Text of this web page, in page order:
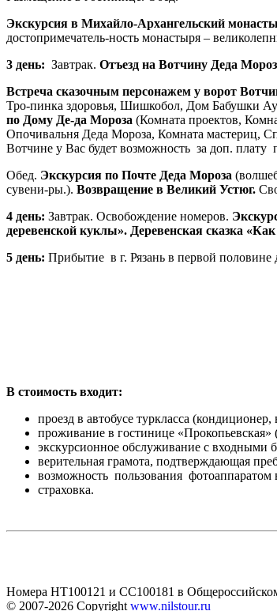
Экскурсия в Михайло-Архангельский
достопримечатель-ность монастыря –
3 день: Завтрак. Отъезд на Вотчину Деда
Встреча сказочным персонажем у ворот
Тро-пинка здоровья, Шишкобол, Дом Бабушки
по Дому Де-да Мороза (Комната проектов,
Опочивальня Деда Мороза, Комната мастериц,
Вотчине у Вас будет возможность за доп. плату
Обед. Экскурсия по Почте Деда Мороза
сувени-ры.). Возвращение в Великий Устюг.
4 день: Завтрак. Освобождение номеров.
деревенской куклы». Деревенская сказка
5 день: Прибытие в г. Рязань в первой половине
В стоимость входит:
проезд в автобусе туркласса (кондиционер,
проживание в гостинице «Прокопьевская»
экскурсионное обслуживание с входными
верительная грамота, подтверждающая
возможность пользования
страховка.
Номера HT100121 и CC100181 в
© 2007-2026 Copyright www.nilstour.ru